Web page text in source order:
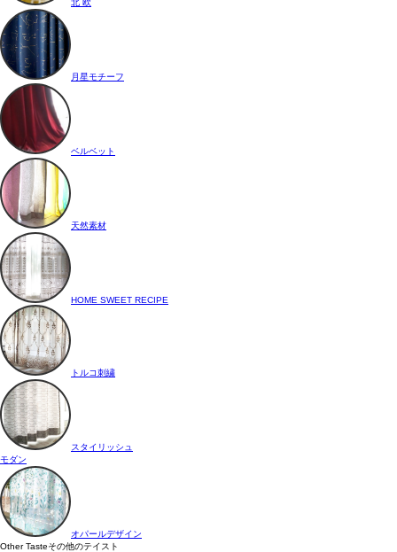
北 欧
月星モチーフ
ベルベット
天然素材
HOME SWEET RECIPE
トルコ刺繍
スタイリッシュ
モダン
オパールデザイン
Other Tasteその他のテイスト